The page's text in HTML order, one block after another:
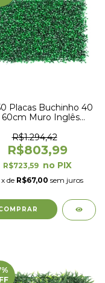
Placas Buchinho 40
60cm Muro Inglês
R$1.294,42
R$803,99
R$723,59
x de R$67,00 sem juros
%